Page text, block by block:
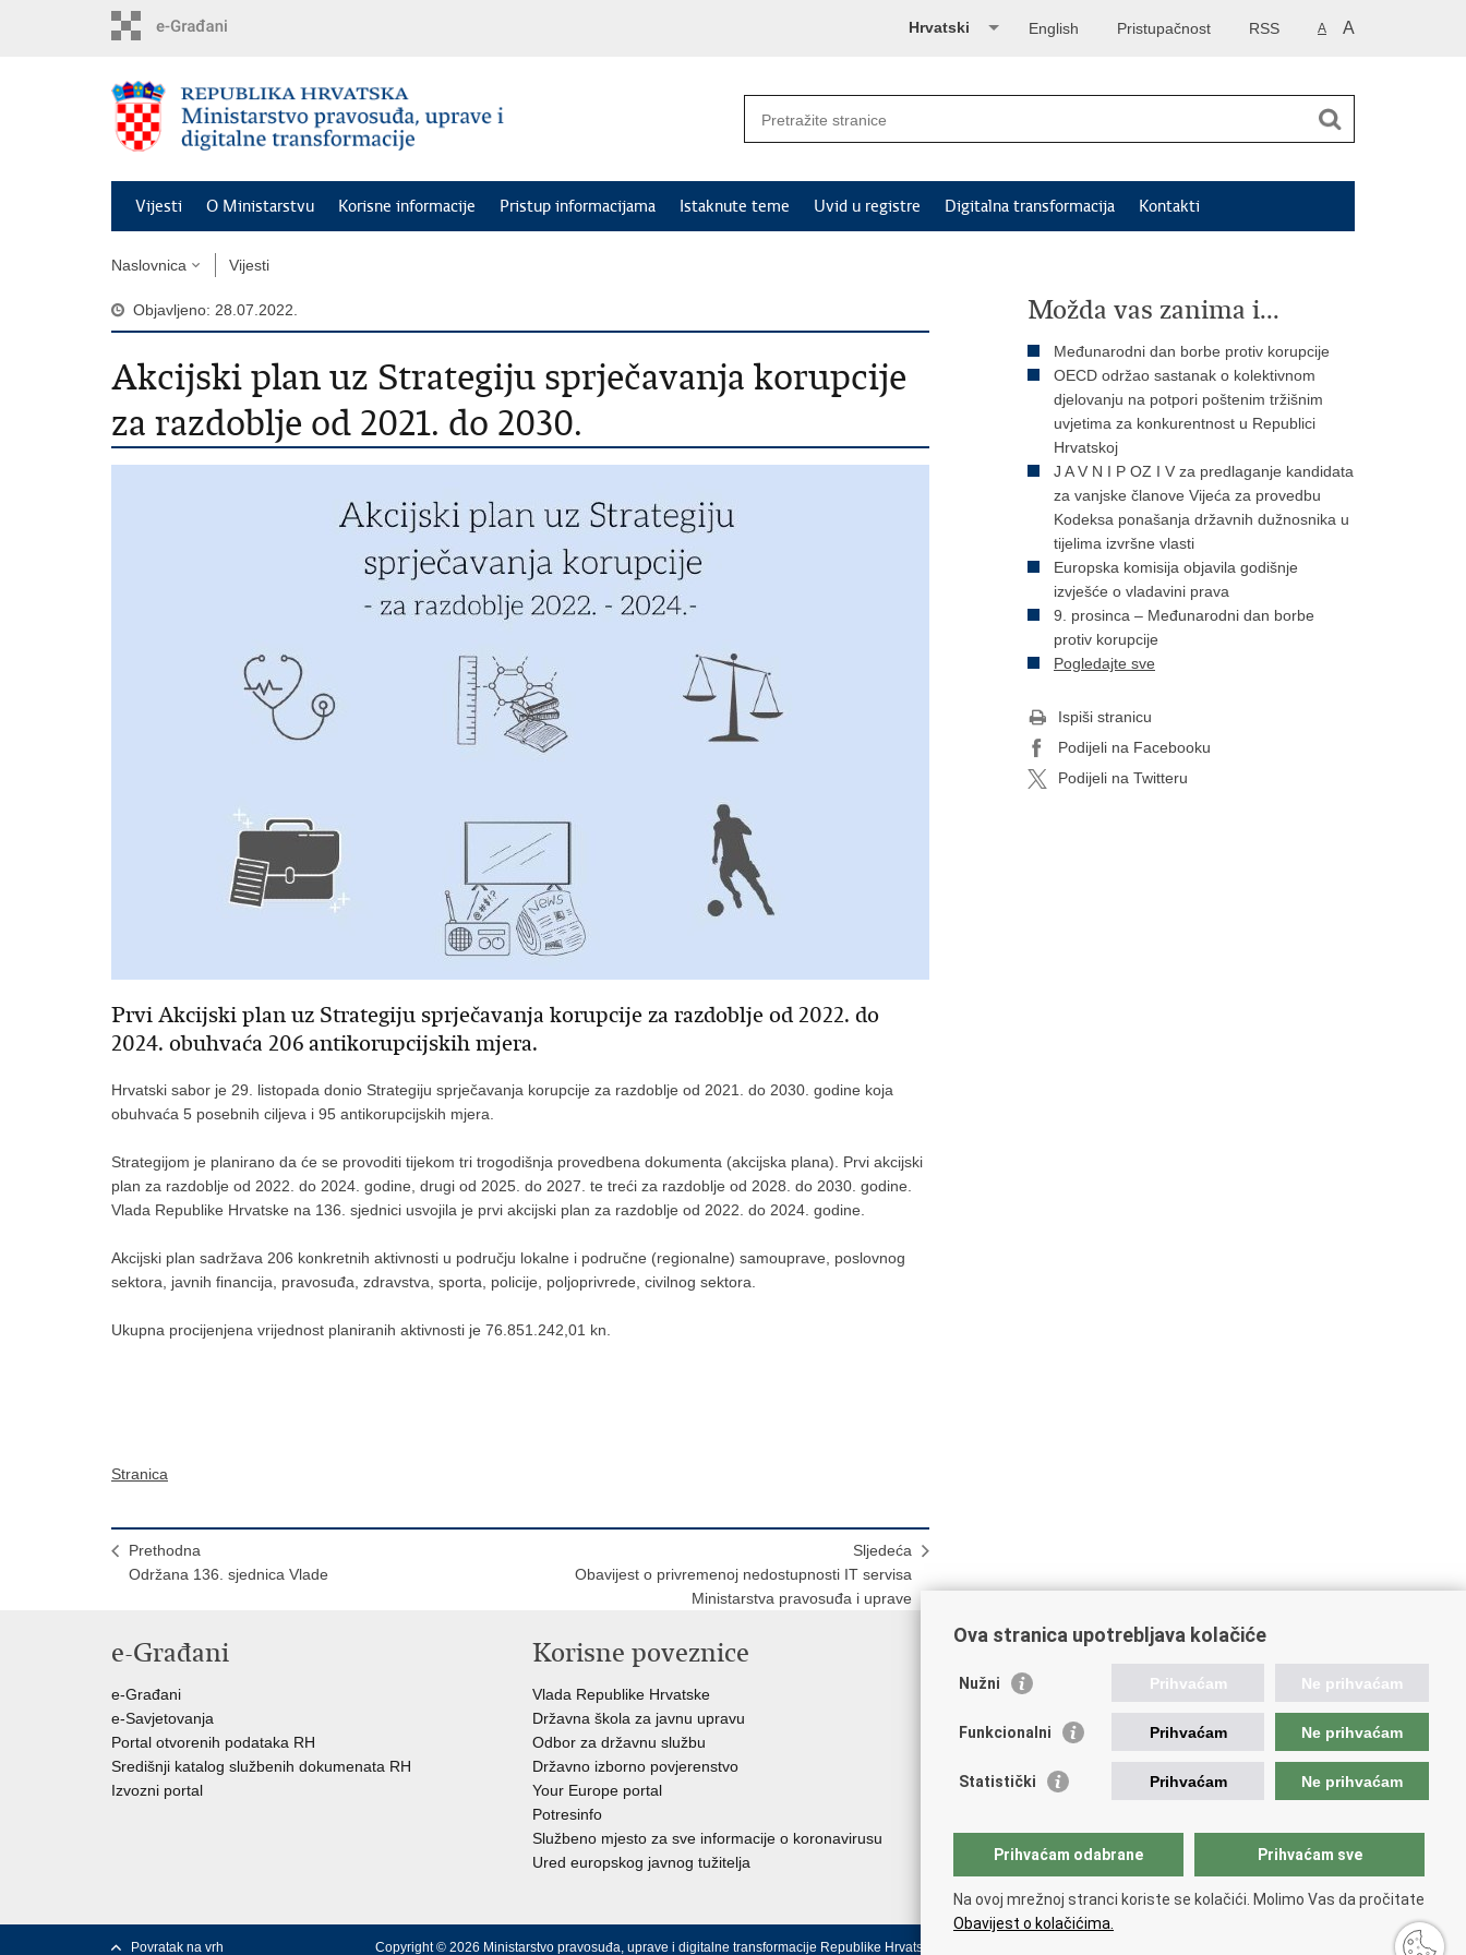
A A
RSS
Pristupačnost
English
Hrvatski
Vijesti O Ministarstvu Korisne informacije Pristup informacijama Istaknute teme Uvid u registre Digitalna transformacija Kontakti
Naslovnica Vijesti
Objavljeno: 28.07.2022.
Akcijski plan uz Strategiju sprječavanja korupcije
za razdoblje od 2021. do 2030.
Prvi Akcijski plan uz Strategiju sprječavanja korupcije za razdoblje od 2022. do
2024. obuhvaća 206 antikorupcijskih mjera.
Hrvatski sabor je 29. listopada donio Strategiju sprječavanja korupcije za razdoblje od 2021. do 2030. godine koja
obuhvaća 5 posebnih ciljeva i 95 antikorupcijskih mjera.
Strategijom je planirano da će se provoditi tijekom tri trogodišnja provedbena dokumenta (akcijska plana). Prvi akcijski
plan za razdoblje od 2022. do 2024. godine, drugi od 2025. do 2027. te treći za razdoblje od 2028. do 2030. godine.
Vlada Republike Hrvatske na 136. sjednici usvojila je prvi akcijski plan za razdoblje od 2022. do 2024. godine.
Akcijski plan sadržava 206 konkretnih aktivnosti u području lokalne i područne (regionalne) samouprave, poslovnog
sektora, javnih financija, pravosuđa, zdravstva, sporta, policije, poljoprivrede, civilnog sektora.
Ukupna procijenjena vrijednost planiranih aktivnosti je 76.851.242,01 kn.
Stranica
Prethodna
Održana 136. sjednica Vlade
Sljedeća
Obavijest o privremenoj nedostupnosti IT servisa
Ministarstva pravosuđa i uprave
Možda vas zanima i...
Međunarodni dan borbe protiv korupcije
OECD održao sastanak o kolektivnom
djelovanju na potpori poštenim tržišnim
uvjetima za konkurentnost u Republici
Hrvatskoj
J A V N I P OZ I V za predlaganje kandidata
za vanjske članove Vijeća za provedbu
Kodeksa ponašanja državnih dužnosnika u
tijelima izvršne vlasti
Europska komisija objavila godišnje
izvješće o vladavini prava
9. prosinca – Međunarodni dan borbe
protiv korupcije
Pogledajte sve
Ispiši stranicu
Podijeli na Facebooku
Podijeli na Twitteru
e-Građani
e-Građani
e-Savjetovanja
Portal otvorenih podataka RH
Središnji katalog službenih dokumenata RH
Izvozni portal
Korisne poveznice
Vlada Republike Hrvatske
Državna škola za javnu upravu
Odbor za državnu službu
Državno izborno povjerenstvo
Your Europe portal
Potresinfo
Službeno mjesto za sve informacije o koronavirusu
Ured europskog javnog tužitelja
Poveznice pravosudnog sustava
Portal sudova
Državno odvjetništvo
Ured za suzbijanje korupcije i organiziranog kriminaliteta
Državnoodvjetničko vijeće
Hrvatska odvjetnička komora
Hrvatska javnobilježnička komora
Povratak na vrh Copyright © 2026 Ministarstvo pravosuđa, uprave i digitalne transformacije Republike Hrvatske.
Ova stranica upotrebljava kolačiće
Nužni Prihvaćam Ne prihvaćam
Funkcionalni Prihvaćam Ne prihvaćam
Statistički Prihvaćam Ne prihvaćam
Prihvaćam odabrane Prihvaćam sve
Na ovoj mrežnoj stranci koriste se kolačići. Molimo Vas da pročitate
Obavijest o kolačićima.